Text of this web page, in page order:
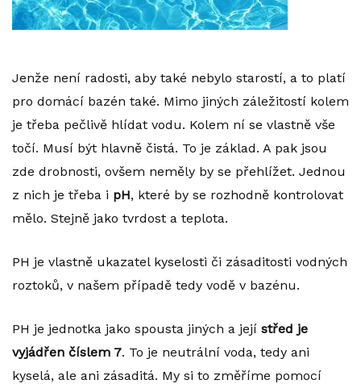
Jenže není radosti, aby také nebylo starostí, a to platí
pro domácí bazén také. Mimo jiných záležitostí kolem
je třeba pečlivě hlídat vodu. Kolem ní se vlastně vše
točí. Musí být hlavně čistá. To je základ. A pak jsou
zde drobnosti, ovšem neměly by se přehlížet. Jednou
z nich je třeba i pH, které by se rozhodně kontrolovat
mělo. Stejně jako tvrdost a teplota.
PH je vlastně ukazatel kyselosti či zásaditosti vodných
roztoků, v našem případě tedy vodě v bazénu.
PH je jednotka jako spousta jiných a její střed je
vyjádřen číslem 7. To je neutrální voda, tedy ani
kyselá, ale ani zásaditá. My si to změříme pomocí